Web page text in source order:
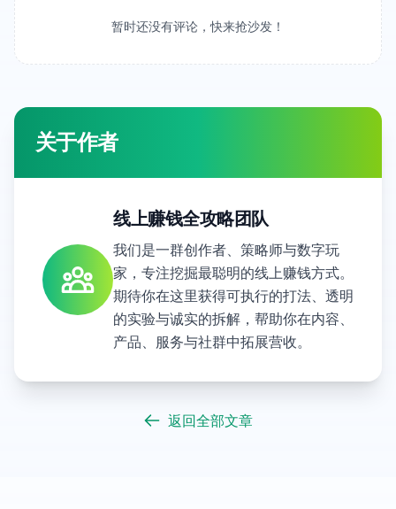
暂时还没有评论，快来抢沙发！
关于作者
线上赚钱全攻略团队
我们是一群创作者、策略师与数字玩
家，专注挖掘最聪明的线上赚钱方式。
期待你在这里获得可执行的打法、透明
的实验与诚实的拆解，帮助你在内容、
产品、服务与社群中拓展营收。
返回全部文章